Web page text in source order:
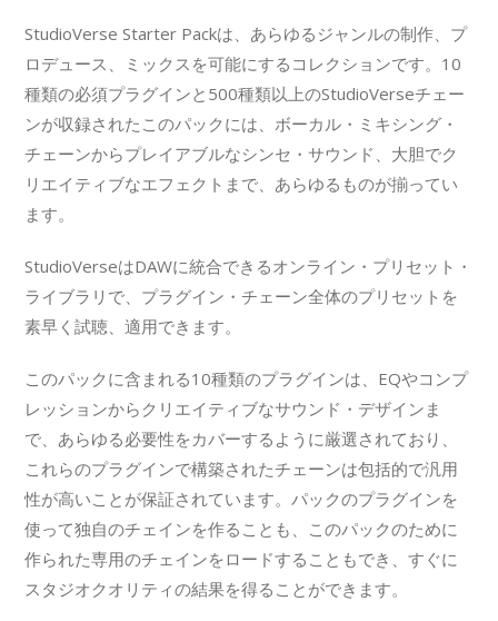
StudioVerse Starter Packは、あらゆるジャンルの制作、プ
ロデュース、ミックスを可能にするコレクションです。10
種類の必須プラグインと500種類以上のStudioVerseチェー
ンが収録されたこのパックには、ボーカル・ミキシング・
チェーンからプレイアブルなシンセ・サウンド、大胆でク
リエイティブなエフェクトまで、あらゆるものが揃ってい
ます。
StudioVerseはDAWに統合できるオンライン・プリセット・
ライブラリで、プラグイン・チェーン全体のプリセットを
素早く試聴、適用できます。
このパックに含まれる10種類のプラグインは、EQやコンプ
レッションからクリエイティブなサウンド・デザインま
で、あらゆる必要性をカバーするように厳選されており、
これらのプラグインで構築されたチェーンは包括的で汎用
性が高いことが保証されています。パックのプラグインを
使って独自のチェインを作ることも、このパックのために
作られた専用のチェインをロードすることもでき、すぐに
スタジオクオリティの結果を得ることができます。